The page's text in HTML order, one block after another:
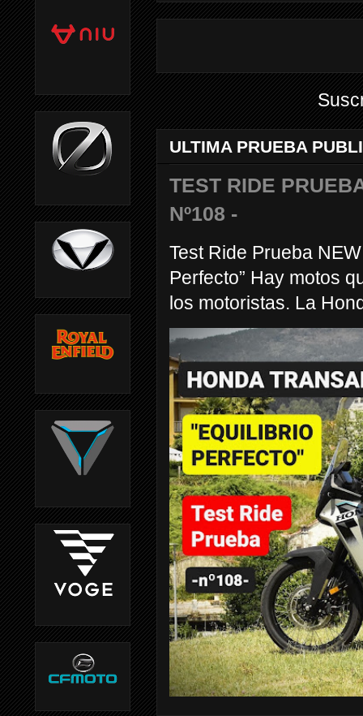
ULTIMA PRUEBA
TEST RIDE
Nº108 -
Test Ride Prueba
Perfecto” Hay motos
los motoristas. La